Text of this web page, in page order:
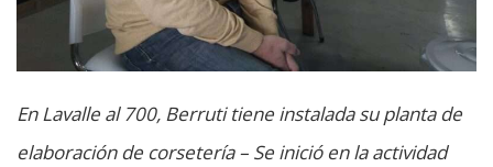
En Lavalle al 700, Berruti tiene instalada su planta de
elaboración de corsetería – Se inició en la actividad